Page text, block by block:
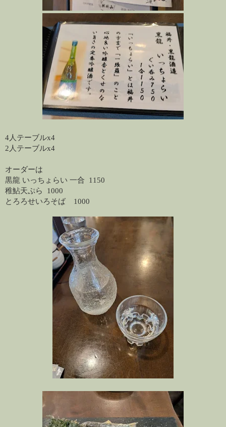
4人テーブルx4
2人テーブルx4
オーダーは
黒龍 いっちょらい 一合  1150
稚鮎天ぷら  1000
とろろせいろそば    1000